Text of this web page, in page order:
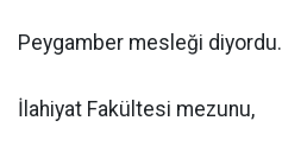
Peygamber mesleği diyordu.
İlahiyat Fakültesi mezunu,